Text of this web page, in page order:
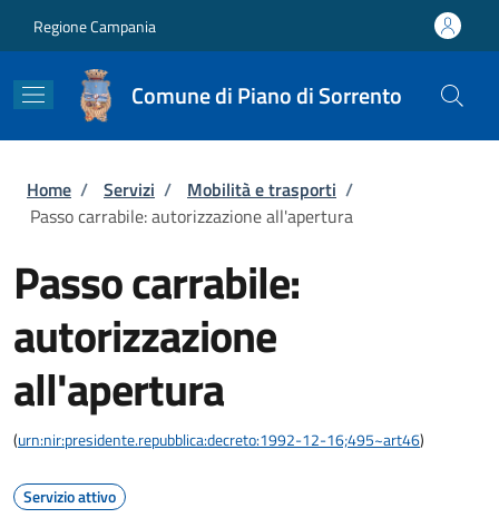
Regione Campania
Comune di Piano di Sorrento
Briciole di pane
Home / Servizi / Mobilità e trasporti /
Passo carrabile: autorizzazione all'apertura
Passo carrabile:
autorizzazione
all'apertura
(urn:nir:presidente.repubblica:decreto:1992-12-16;495~art46)
Servizio attivo